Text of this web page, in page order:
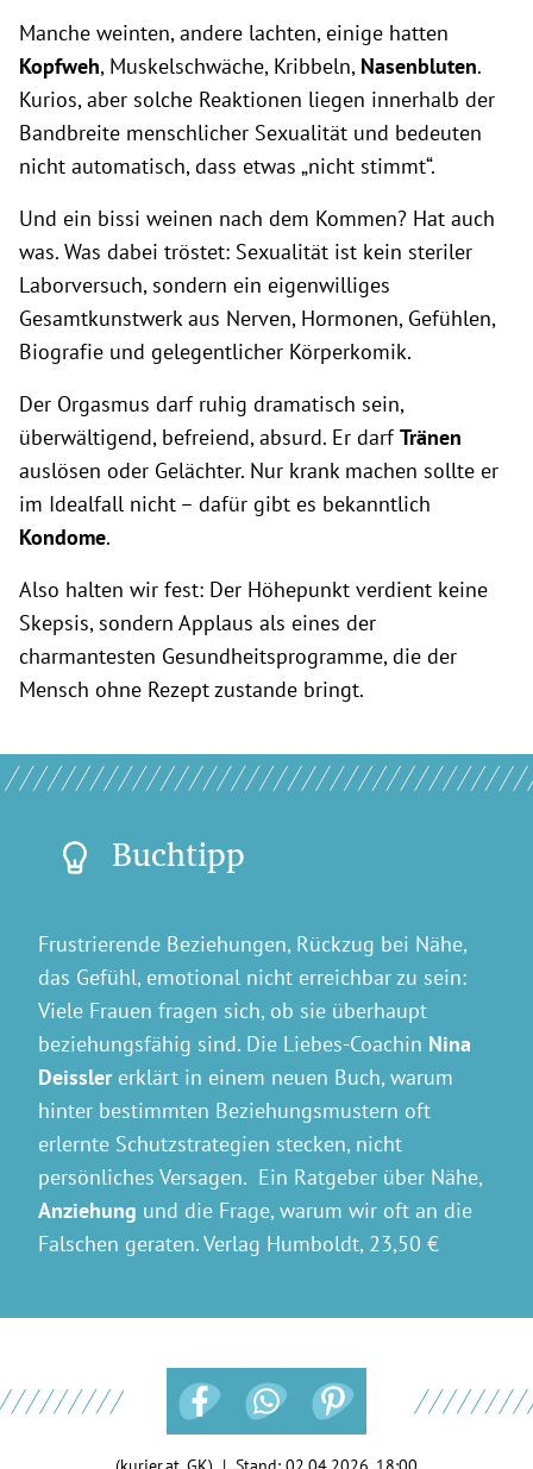
Manche weinten, andere lachten, einige hatten
Kopfweh, Muskelschwäche, Kribbeln, Nasenbluten.
Kurios, aber solche Reaktionen liegen innerhalb der
Bandbreite menschlicher Sexualität und bedeuten
nicht automatisch, dass etwas „nicht stimmt“.
Und ein bissi weinen nach dem Kommen? Hat auch
was. Was dabei tröstet: Sexualität ist kein steriler
Laborversuch, sondern ein eigenwilliges
Gesamtkunstwerk aus Nerven, Hormonen, Gefühlen,
Biografie und gelegentlicher Körperkomik.
Der Orgasmus darf ruhig dramatisch sein,
überwältigend, befreiend, absurd. Er darfTränen
auslösen oder Gelächter. Nur krank machen sollte er
im Idealfall nicht – dafür gibt es bekanntlich
Kondome.
Also halten wir fest: Der Höhepunkt verdient keine
Skepsis, sondern Applaus als eines der
charmantesten Gesundheitsprogramme, die der
Mensch ohne Rezept zustande bringt.
Buchtipp
Frustrierende Beziehungen, Rückzug bei Nähe,
das Gefühl, emotional nicht erreichbar zu sein:
Viele Frauen fragen sich, ob sie überhaupt
beziehungsfähig sind. Die Liebes-Coachin Nina
Deissler erklärt in einem neuen Buch, warum
hinter bestimmten Beziehungsmustern oft
erlernte Schutzstrategien stecken, nicht
persönliches Versagen. Ein Ratgeber über Nähe,
Anziehung und die Frage, warum wir oft an die
Falschen geraten. Verlag Humboldt, 23,50 €